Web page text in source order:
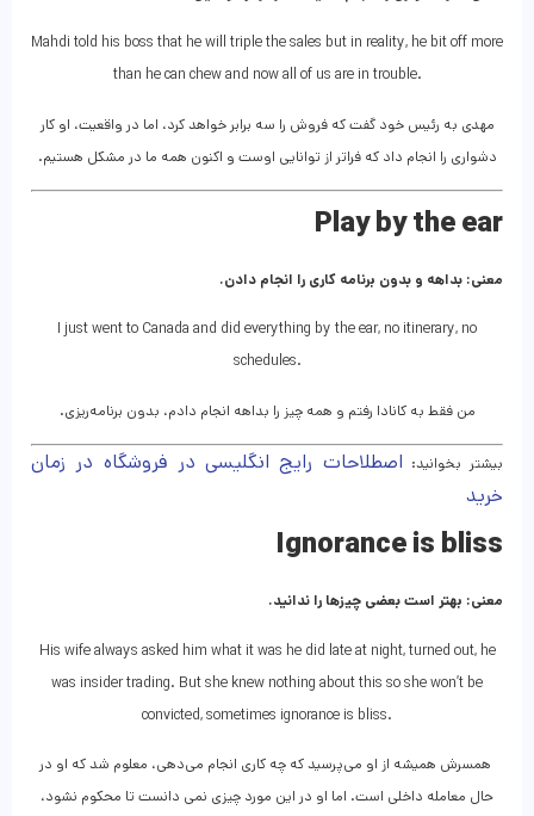
Mahdi told his boss that he will triple the sales but in reality, he bit off more
than he can chew and now all of us are in trouble.
مهدی به رئیس خود گفت که فروش را سه برابر خواهد کرد، اما در واقعیت، او کار
دشواری را انجام داد که فراتر از توانایی اوست و اکنون همه ما در مشکل هستیم.
Play by the ear
معنی: بداهه و بدون برنامه کاری را انجام دادن.
I just went to Canada and did everything by the ear, no itinerary, no
schedules.
من فقط به کانادا رفتم و همه چیز را بداهه انجام دادم، بدون برنامه‌ریزی.
بیشتر بخوانید: اصطلاحات رایج انگلیسی در فروشگاه در زمان
خرید
Ignorance is bliss
معنی: بهتر است بعضی چیزها را ندانید.
His wife always asked him what it was he did late at night, turned out, he
was insider trading. But she knew nothing about this so she won’t be
convicted, sometimes ignorance is bliss.
همسرش همیشه از او می‌پرسید که چه کاری انجام می‌دهی، معلوم شد که او در
حال معامله داخلی است. اما او در این مورد چیزی نمی دانست تا محکوم نشود،